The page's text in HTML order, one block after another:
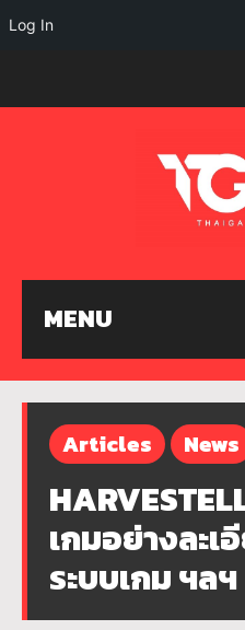
MENU
Articles News
เกมอย่างละเ
ระบบเกม ฯลฯ
Log In